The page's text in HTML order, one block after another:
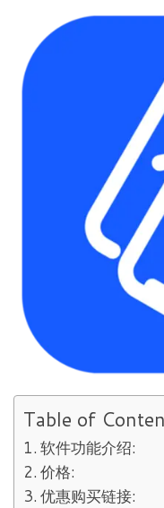
Table of
软件功能介绍:
价格:
优惠购买链接: